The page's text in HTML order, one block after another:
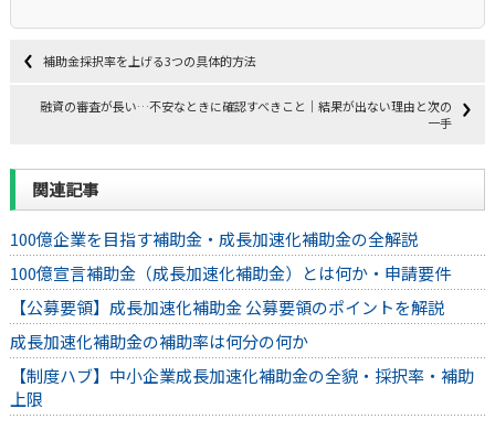
補助金採択率を上げる3つの具体的方法
融資の審査が長い…不安なときに確認すべきこと｜結果が出ない理由と次の
一手
関連記事
100億企業を目指す補助金・成長加速化補助金の全解説
100億宣言補助金（成長加速化補助金）とは何か・申請要件
【公募要領】成長加速化補助金 公募要領のポイントを解説
成長加速化補助金の補助率は何分の何か
【制度ハブ】中小企業成長加速化補助金の全貌・採択率・補助
上限